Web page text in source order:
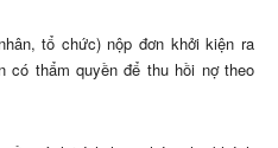
tổ chức) nộp đơn khởi kiện ra
có thẩm quyền để thu hồi nợ theo